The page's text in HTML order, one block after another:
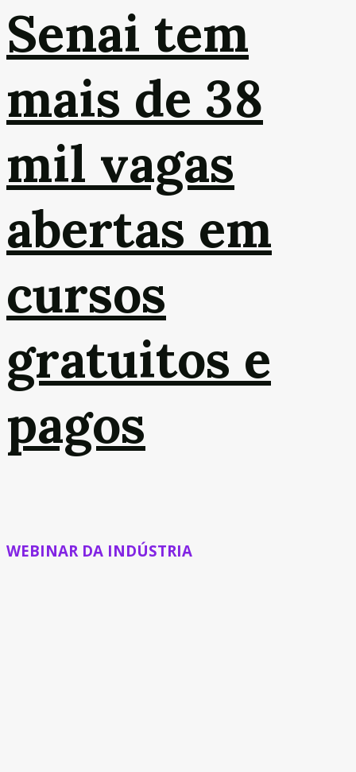
Senai tem
mais de 38
mil vagas
abertas em
cursos
gratuitos e
pagos
WEBINAR DA INDÚSTRIA